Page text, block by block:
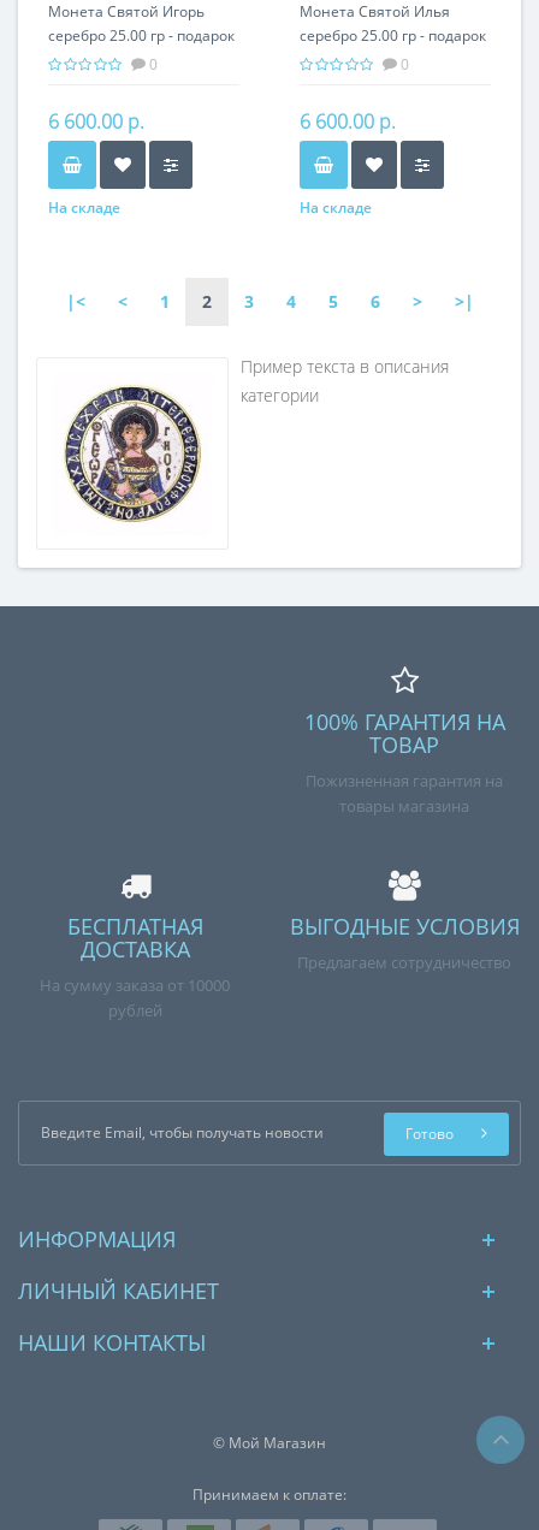
Монета Святой Игорь
серебро 25.00 гр - подарок
икона имени0
6 600.00 р.
На складе
Монета Святой Илья
серебро 25.00 гр - подарок
икона имени0
6 600.00 р.
На складе
|< < 1 2 3 4 5 6 > >|
Пример текста в описания
категории
100% ГАРАНТИЯ НА
ТОВАР
Пожизненная гарантия на
товары магазина
БЕСПЛАТНАЯ
ДОСТАВКА
На сумму заказа от 10000
рублей
ВЫГОДНЫЕ УСЛОВИЯ
Предлагаем сотрудничество
Готово
ИНФОРМАЦИЯ
ЛИЧНЫЙ КАБИНЕТ
НАШИ КОНТАКТЫ
© Мой Магазин
Принимаем к оплате: